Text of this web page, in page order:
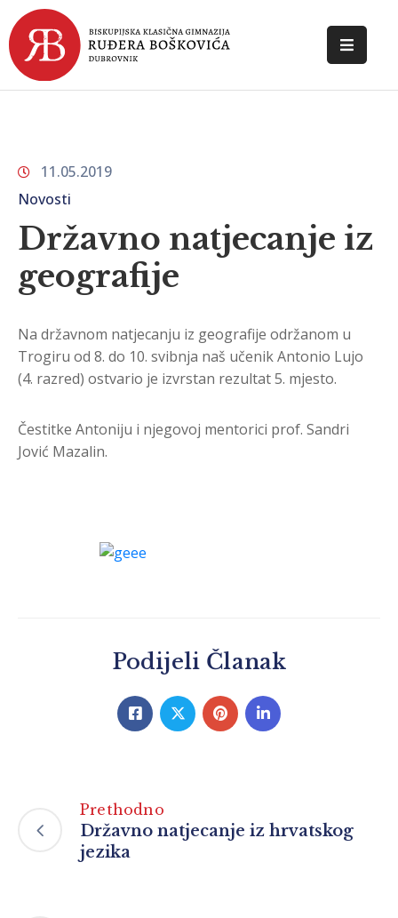
POČETNA
NOVOSTI
KONTAKT
11.05.2019
Novosti
Državno natjecanje iz
geografije
Na državnom natjecanju iz geografije održanom u
Trogiru od 8. do 10. svibnja naš učenik Antonio Lujo
(4. razred) ostvario je izvrstan rezultat 5. mjesto.
Čestitke Antoniju i njegovoj mentorici prof. Sandri
Jović Mazalin.
Podijeli Članak
Prethodno
Državno natjecanje iz hrvatskog
jezika